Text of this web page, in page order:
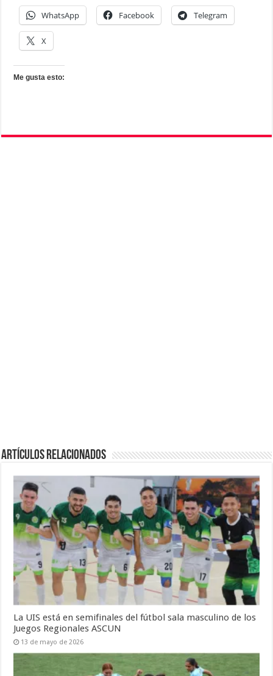
WhatsApp Facebook Telegram
X
Me gusta esto:
Artículos Relacionados
La UIS está en semifinales del fútbol sala masculino de los
Juegos Regionales ASCUN
13 de mayo de 2026